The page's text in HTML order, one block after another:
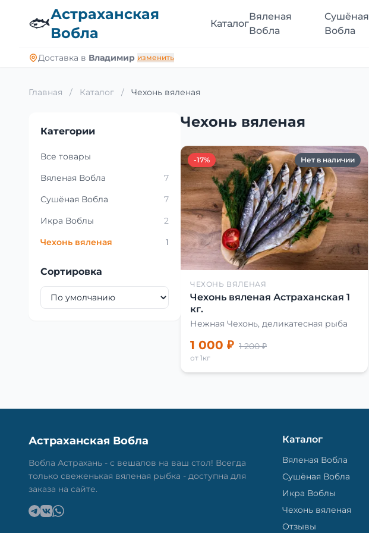
🐟Астраханская
Вобла
Каталог
Вяленая
Вобла
Сушёная
Вобла
Доставка в Владимир изменить
Главная / Каталог / Чехонь вяленая
Категории
Все товары
Вяленая Вобла
7
Сушёная Вобла
7
Икра Воблы
2
Чехонь вяленая
1
Сортировка
Чехонь вяленая
-17% Нет в наличии
ЧЕХОНЬ ВЯЛЕНАЯ
Чехонь вяленая Астраханская 1
кг.
Нежная Чехонь, деликатесная рыба
1 000 ₽ 1 200 ₽
от 1кг
Астраханская Вобла
Вобла Астрахань - с вешалов на ваш стол! Всегда
только свеженькая вяленая рыбка - доступна для
заказа на сайте.
Каталог
Вяленая Вобла
Сушёная Вобла
Икра Воблы
Чехонь вяленая
Отзывы